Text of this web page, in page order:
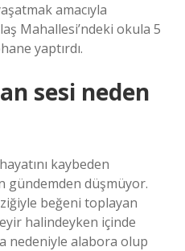
amacıyla
Mahallesi’ndeki okula 5
yaptırdı.
sesi neden
kaybeden
gündemden düşmüyor.
beğeni toplayan
halindeyken içinde
nedeniyle alabora olup